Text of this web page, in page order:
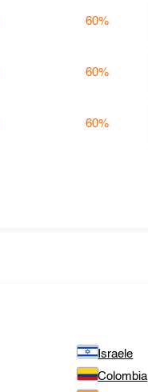
60%
60%
60%
Israele
Colombia